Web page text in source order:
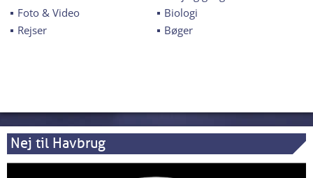
Foto & Video
Biologi
Rejser
Bøger
Nej til Havbrug